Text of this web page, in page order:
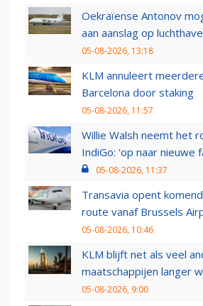
Oekraïense Antonov
aan aanslag op
05-08-2026, 13:18
KLM annuleert
Barcelona door staking
05-08-2026, 11:57
Willie Walsh neemt het
IndiGo: 'op naar nieuwe
05-08-2026, 11:37
Transavia opent
route vanaf Brussels
05-08-2026, 10:46
KLM blijft net als veel
maatschappijen langer
05-08-2026, 9:00